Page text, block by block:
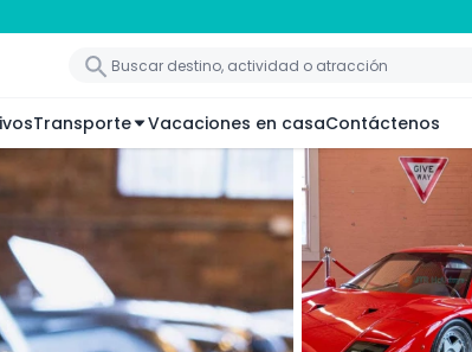
Transporte Vacaciones en casaContáctenos